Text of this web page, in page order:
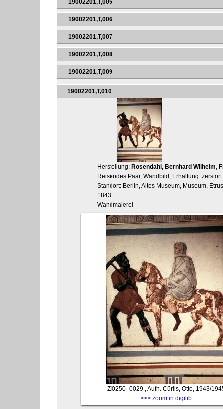
19002201,T,005
19002201,T,006
19002201,T,007
19002201,T,008
19002201,T,009
19002201,T,010
Herstellung: Rosendahl, Bernhard Wilhelm,
Reisendes Paar, Wandbild, Erhaltung: zerstört
Standort: Berlin, Altes Museum, Museum,
1843
Wandmalerei
ZI0250_0029 , Aufn. Cürlis, Otto, 1943/
>>> zoom in digilib